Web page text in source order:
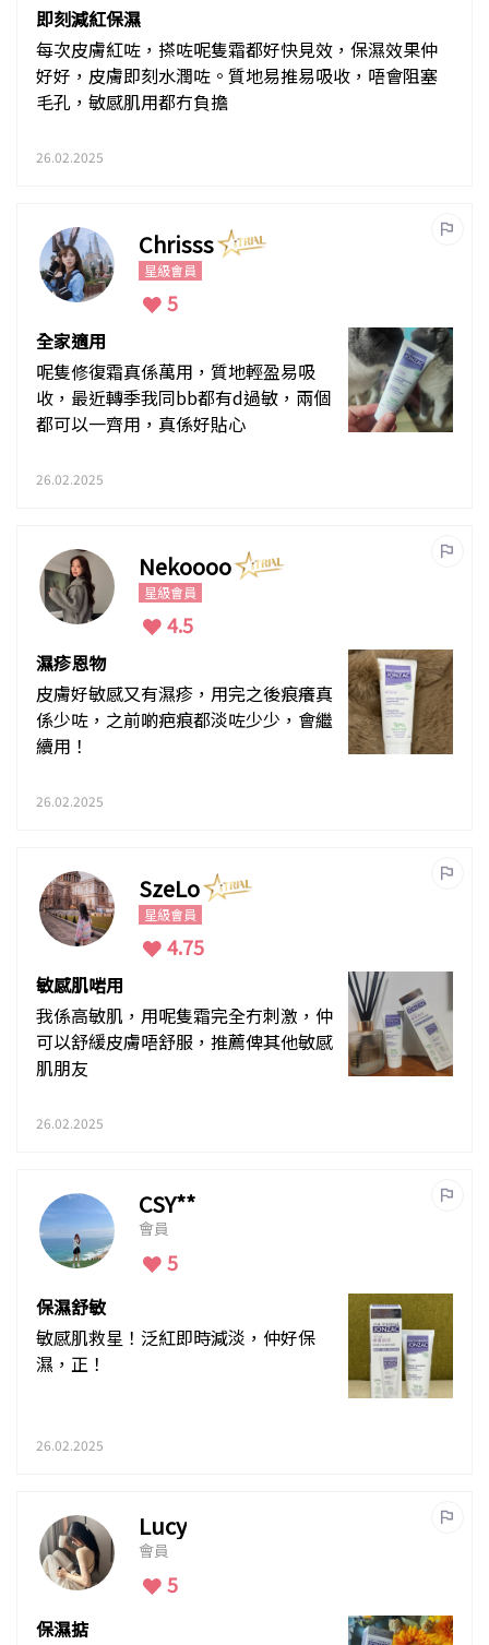
即刻減紅保濕
每次皮膚紅咗，搽咗呢隻霜都好快見效，保濕效果仲
好好，皮膚即刻水潤咗。質地易推易吸收，唔會阻塞
毛孔，敏感肌用都冇負擔
26.02.2025
Chrisss
星級會員
5
全家適用
呢隻修復霜真係萬用，質地輕盈易吸
收，最近轉季我同bb都有d過敏，兩個
都可以一齊用，真係好貼心
26.02.2025
Nekoooo
星級會員
4.5
濕疹恩物
皮膚好敏感又有濕疹，用完之後痕癢真
係少咗，之前啲疤痕都淡咗少少，會繼
續用！
26.02.2025
SzeLo
星級會員
4.75
敏感肌啱用
我係高敏肌，用呢隻霜完全冇刺激，仲
可以舒緩皮膚唔舒服，推薦俾其他敏感
肌朋友
26.02.2025
CSY**
會員
5
保濕舒敏
敏感肌救星！泛紅即時減淡，仲好保
濕，正！
26.02.2025
Lucy
會員
5
保濕掂